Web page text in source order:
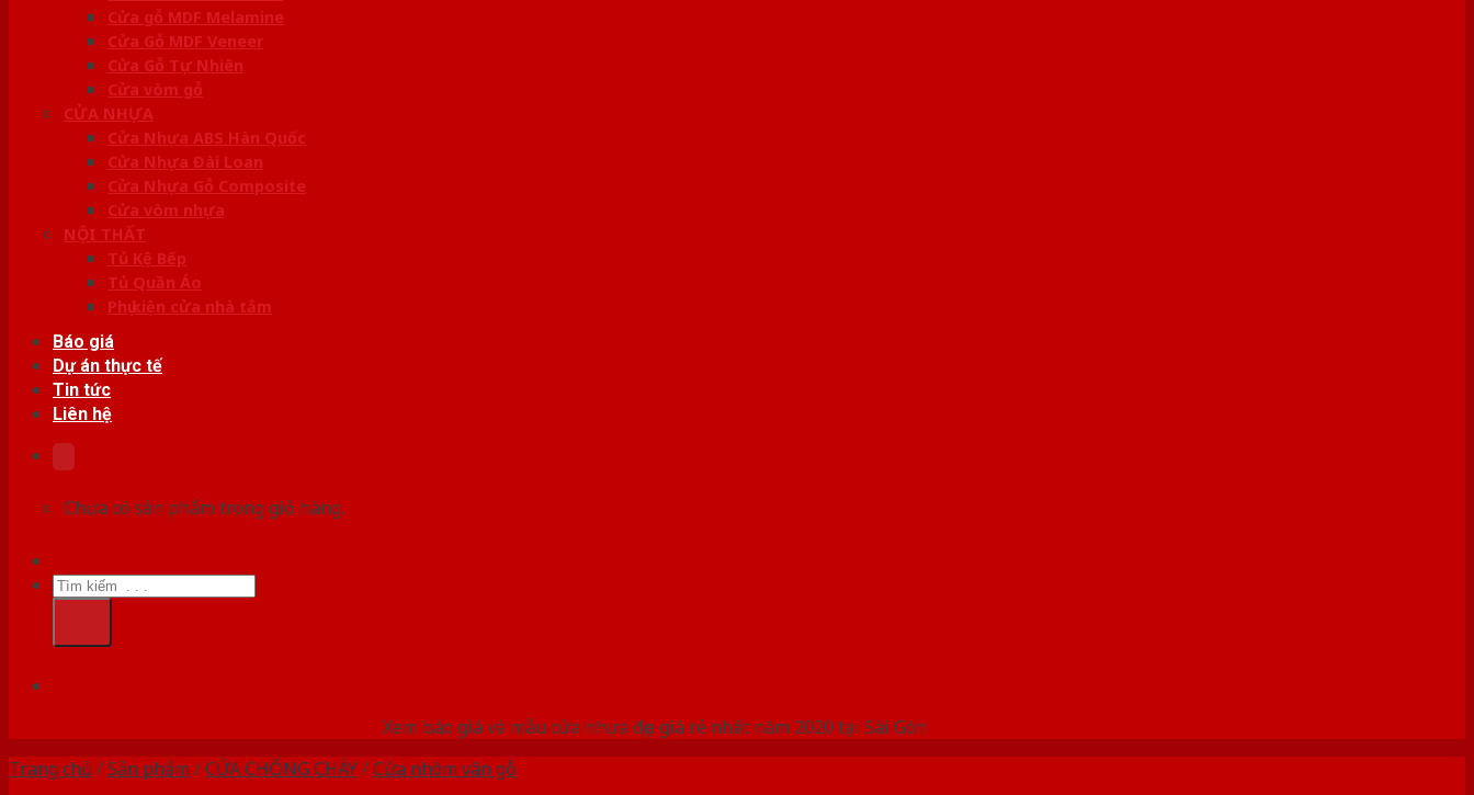
Cửa gỗ MDF Melamine
Cửa Gỗ MDF Veneer
Cửa Gỗ Tự Nhiên
Cửa vòm gỗ
CỬA NHỰA
Cửa Nhựa ABS Hàn Quốc
Cửa Nhựa Đài Loan
Cửa Nhựa Gỗ Composite
Cửa vòm nhựa
NỘI THẤT
Tủ Kệ Bếp
Tủ Quần Áo
Phụ kiện cửa nhà tắm
Báo giá
Dự án thực tế
Tin tức
Liên hệ
Chưa có sản phẩm trong giỏ hàng.
Tìm
kiếm:
Xem báo giá và mẫu cửa nhựa đẹp giá rẻ nhất năm 2020 tại Sài Gòn
Trang chủ /Sản phẩm /CỬA CHỐNG CHÁY/Cửa nhôm vân gỗ